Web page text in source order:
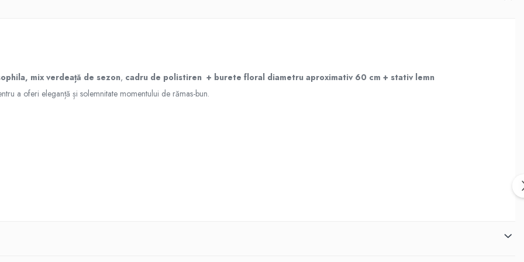
mix verdeață de sezon, cadru de polistiren + burete floral diametru aproximativ 60 cm + stativ lemn
a oferi eleganță și solemnitate momentului de rămas-bun.
mai sus.